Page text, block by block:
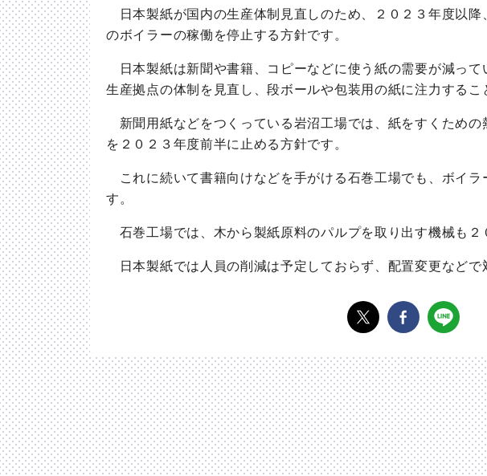
日本製紙が国内の生産体制見直しのため、２０２３年度以降
のボイラーの稼働を停止する方針です。
日本製紙は新聞や書籍、コピーなどに使う紙の需要が減って
生産拠点の体制を見直し、段ボールや包装用の紙に注力するこ
新聞用紙などをつくっている岩沼工場では、紙をすくための
を２０２３年度前半に止める方針です。
これに続いて書籍向けなどを手がける石巻工場でも、ボイラ
す。
石巻工場では、木から製紙原料のパルプを取り出す機械も２
日本製紙では人員の削減は予定しておらず、配置変更などで